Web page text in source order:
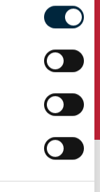
Haben Sie Fragen?